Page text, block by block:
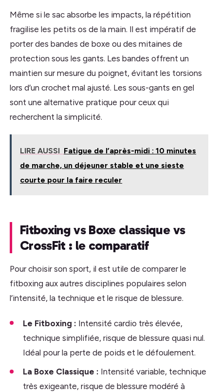
Même si le sac absorbe les impacts, la répétition
fragilise les petits os de la main. Il est impératif de
porter des bandes de boxe ou des mitaines de
protection sous les gants. Les bandes offrent un
maintien sur mesure du poignet, évitant les torsions
lors d’un crochet mal ajusté. Les sous-gants en gel
sont une alternative pratique pour ceux qui
recherchent la simplicité.
LIRE AUSSI Fatigue de l’après-midi : 10 minutes
de marche, un déjeuner stable et une sieste
courte pour la faire reculer
Fitboxing vs Boxe classique vs
CrossFit : le comparatif
Pour choisir son sport, il est utile de comparer le
fitboxing aux autres disciplines populaires selon
l’intensité, la technique et le risque de blessure.
Le Fitboxing : Intensité cardio très élevée,
technique simplifiée, risque de blessure quasi nul.
Idéal pour la perte de poids et le défoulement.
La Boxe Classique : Intensité variable, technique
très exigeante, risque de blessure modéré à